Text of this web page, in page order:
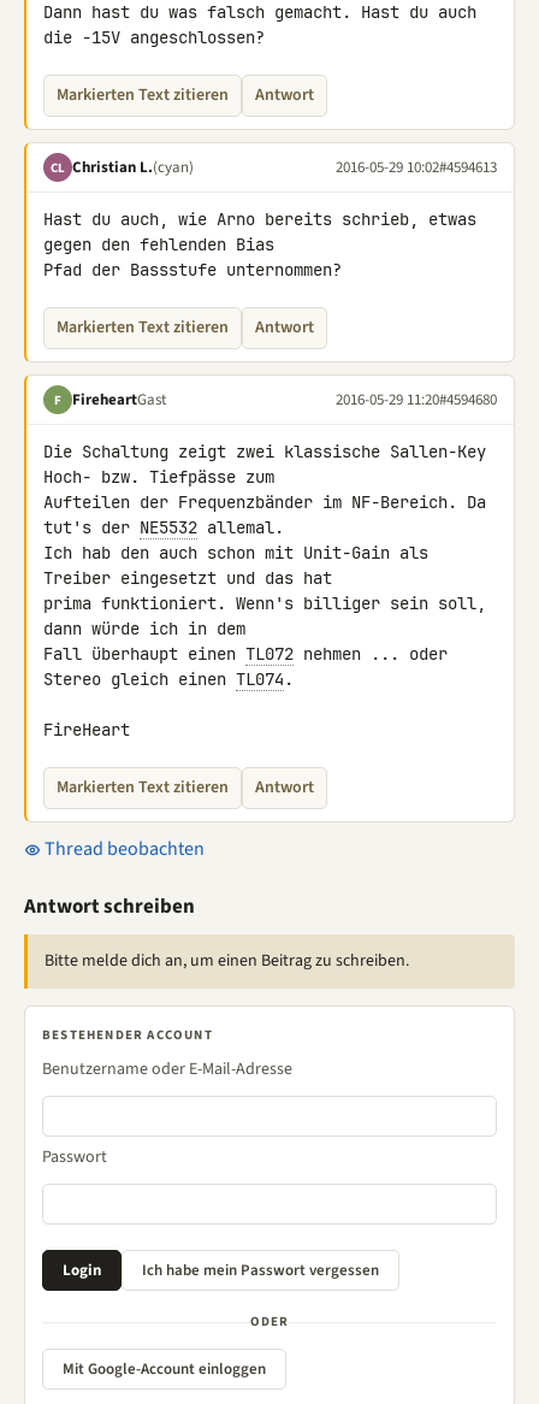
Dann hast du was falsch gemacht. Hast du auch
die -15V angeschlossen?
Markierten Text zitieren Antwort
CL Christian L.(cyan) 2016-05-29 10:02#4594613
Hast du auch, wie Arno bereits schrieb, etwas
gegen den fehlenden Bias
Pfad der Bassstufe unternommen?
Markierten Text zitieren Antwort
F FireheartGast 2016-05-29 11:20#4594680
Die Schaltung zeigt zwei klassische Sallen-Key
Hoch- bzw. Tiefpässe zum
Aufteilen der Frequenzbänder im NF-Bereich. Da
tut's der NE5532 allemal.
Ich hab den auch schon mit Unit-Gain als
Treiber eingesetzt und das hat
prima funktioniert. Wenn's billiger sein soll,
dann würde ich in dem
Fall überhaupt einen TL072 nehmen ... oder
Stereo gleich einen TL074 .
FireHeart
Markierten Text zitieren Antwort
Thread beobachten
Antwort schreiben
Bitte melde dich an, um einen Beitrag zu schreiben.
BESTEHENDER ACCOUNT
Benutzername oder E-Mail-Adresse
Passwort
ODER
Mit Google-Account einloggen